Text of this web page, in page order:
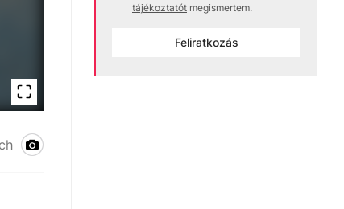
tájékoztatót megismertem.
Feliratkozás